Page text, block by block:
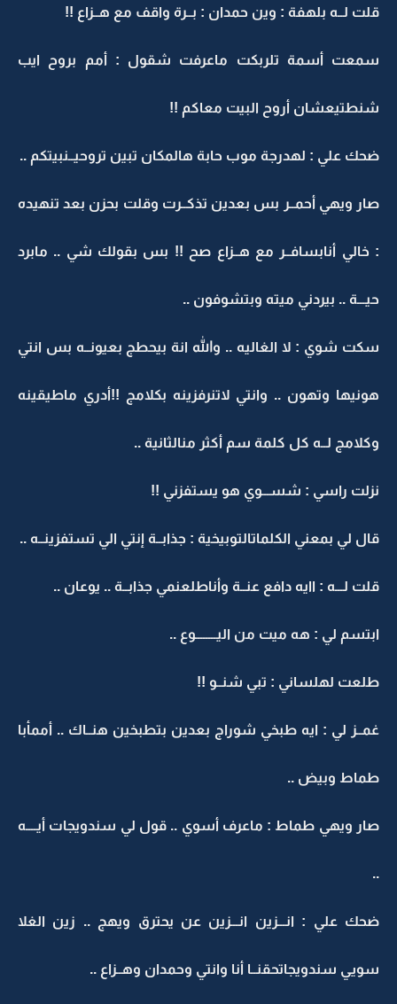
قلت لــه بلهفة : وين حمدان : بــرة واقف مع هــزاع !!
سمعت أسمة تلربكت ماعرفت شقول : أمم بروح ايب
شنطتيعشان أروح البيت معاكم !!
ضحك علي : لهدرجة موب حابة هالمكان تبين تروحيــنبيتكم ..
صار ويهي أحمــر بس بعدين تذكــرت وقلت بحزن بعد تنهيده
: خالي أنابسافــر مع هــزاع صح !! بس بقولك شي .. مابرد
حيـــة .. بيردني ميته وبتشوفون ..
سكت شوي : لا الغاليه .. والله انة بيحطج بعيونــه بس انتي
هونيها وتهون .. وانتي لاتنرفزينه بكلامج !!أدري ماطيقينه
وكلامج لــه كل كلمة سم أكثر منالثانية ..
نزلت راسي : شســـوي هو يستفزني !!
قال لي بمعني الكلماتالتوبيخية : جذابــة إنتي الي تستفزينــه ..
قلت لـــه : اايه دافع عنــة وأناطلعنمي جذابــة .. يوعان ..
ابتسم لي : هه ميت من اليــــــــوع ..
طلعت لهلساني : تبي شنــو !!
غمــز لي : ايه طبخي شوراج بعدين بتطبخين هنــاك .. أممأبا
طماط وبيض ..
صار ويهي طماط : ماعرف أسوي .. قول لي سندويجات أيــــه
..
ضحك علي : انـــزين انـــزين عن يحترق ويهج .. زين الغلا
سويي سندويجاتحقنــا أنا وانتي وحمدان وهــزاع ..